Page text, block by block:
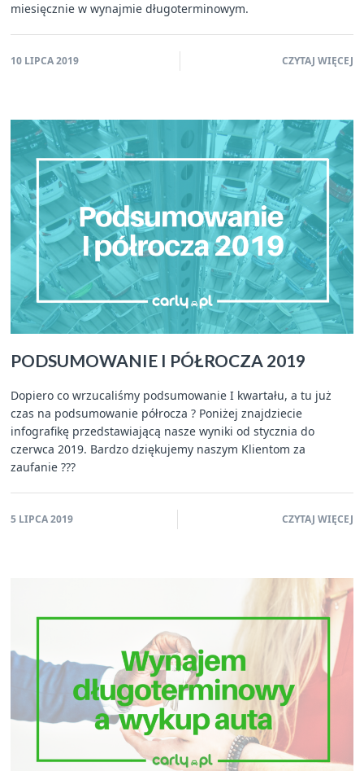
miesięcznie w wynajmie długoterminowym.
10 LIPCA 2019 CZYTAJ WIĘCEJ
PODSUMOWANIE I PÓŁROCZA 2019
Dopiero co wrzucaliśmy podsumowanie I kwartału, a tu już
czas na podsumowanie półrocza ? Poniżej znajdziecie
infografikę przedstawiającą nasze wyniki od stycznia do
czerwca 2019. Bardzo dziękujemy naszym Klientom za
zaufanie ???
5 LIPCA 2019 CZYTAJ WIĘCEJ